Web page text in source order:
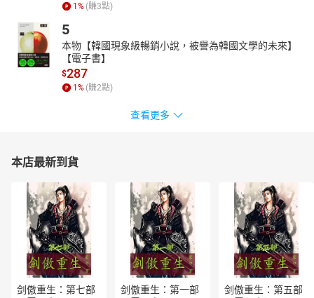
1 % (賺3點)
5
本物【韓國現象級暢銷小說，被譽為韓國文學的未來】
【電子書】
$287
1 % (賺2點)
查看更多
本店最新到貨
剑傲重生：第七部
剑傲重生：第一部
剑傲重生：第五部